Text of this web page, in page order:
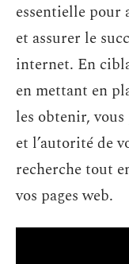
essentielle pour
et assurer le
internet. En
en mettant en
les obtenir,
et l’autorité de
recherche tout
vos pages web.